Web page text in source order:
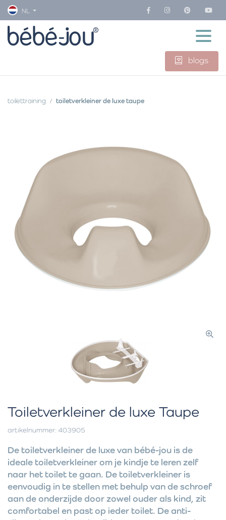
NL
blogs
toilettraining toiletverkleiner de luxe taupe
Toiletverkleiner de luxe Taupe
artikelnummer: 403905
De toiletverkleiner de luxe van bébé-jou is de
ideale toiletverkleiner om je kindje te leren zelf
naar het toilet te gaan. De toiletverkleiner is
eenvoudig in te stellen met behulp van de schroef
aan de onderzijde door zowel ouder als kind, zit
comfortabel en past op ieder toilet. De anti-